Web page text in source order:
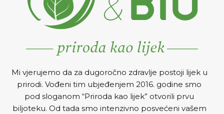
Mi vjerujemo da za dugoročno zdravlje postoji lijek u
prirodi. Vođeni tim ubjeđenjem 2016. godine smo
pod sloganom “Priroda kao lijek” otvorili prvu
biljoteku. Od tada smo intenzivno posvećeni vašem